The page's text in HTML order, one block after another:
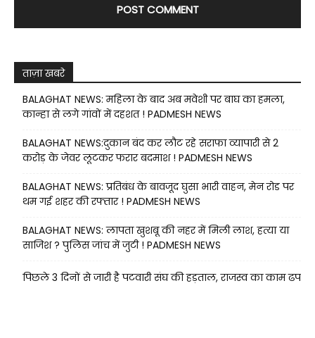
ताज़ा खबरे
BALAGHAT NEWS: महिला के बाद अब मवेशी पर बाघ का हमला,
कान्हा से लगे गांवों में दहशत ! PADMESH NEWS
BALAGHAT NEWS:दुकान बंद कर लौट रहे सराफा व्यापारी से 2
करोड़ के जेवर लूटकर फरार बदमाश ! PADMESH NEWS
BALAGHAT NEWS: प्रतिबंध के बावजूद घुसा भारी वाहन, मेन रोड पर
थम गई शहर की रफ्तार ! PADMESH NEWS
BALAGHAT NEWS: लापता खुशबू की नहर में मिली लाश, हत्या या
साजिश ? पुलिस जांच में जुटी ! PADMESH NEWS
पिछले 3 दिनों से जारी है पटवारी संघ की हड़ताल, राजस्व का काम ढप